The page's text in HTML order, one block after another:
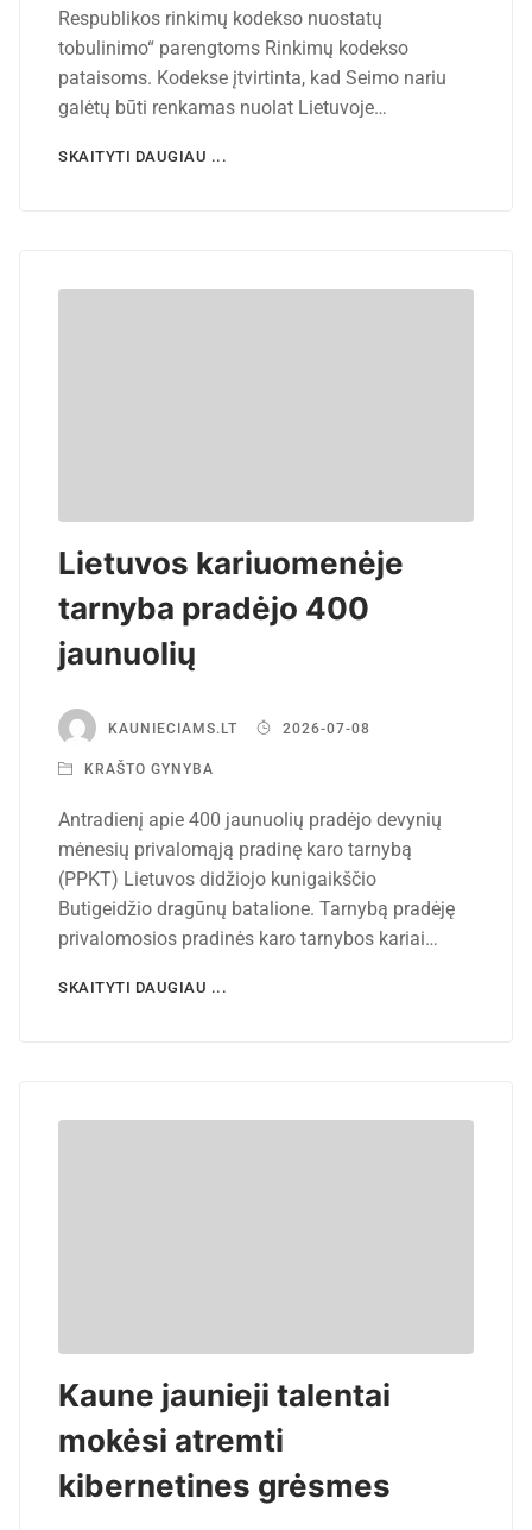
Respublikos rinkimų kodekso nuostatų
tobulinimo“ parengtoms Rinkimų kodekso
pataisoms. Kodekse įtvirtinta, kad Seimo nariu
galėtų būti renkamas nuolat Lietuvoje…
SKAITYTI DAUGIAU ...
Lietuvos kariuomenėje
tarnyba pradėjo 400
jaunuolių
KAUNIECIAMS.LT 2026-07-08
KRAŠTO GYNYBA
Antradienį apie 400 jaunuolių pradėjo devynių
mėnesių privalomąją pradinę karo tarnybą
(PPKT) Lietuvos didžiojo kunigaikščio
Butigeidžio dragūnų batalione. Tarnybą pradėję
privalomosios pradinės karo tarnybos kariai…
SKAITYTI DAUGIAU ...
Kaune jaunieji talentai
mokėsi atremti
kibernetines grėsmes